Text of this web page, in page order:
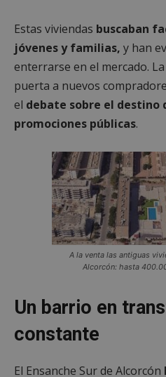
Estas viviendas buscaban
jóvenes y familias, y han
enterrarse en el mercado.
puerta a nuevos
el debate sobre el destino
promociones públicas.
A la venta las antiguas
Alcorcón: hasta
Un barrio en
constante
El Ensanche Sur de Alcorcón